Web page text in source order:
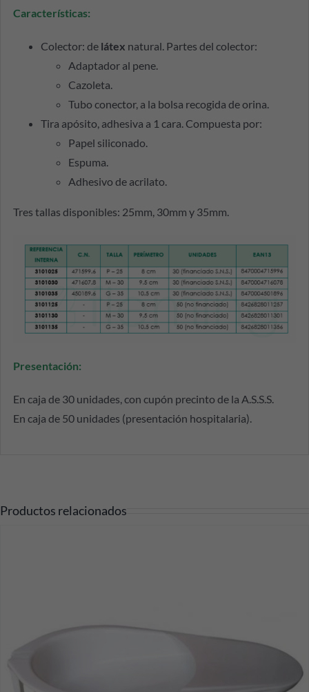
Características:
Colector: de látex natural. Partes del colector:
Adaptador al pene.
Cazoleta.
Tubo conector, a la bolsa recogida de orina.
Tira apósito, adhesiva a 1 cara. Compuesta por:
Papel siliconado.
Espuma.
Adhesivo de acrilato.
Tres tallas disponibles: 25mm, 30mm y 35mm.
Presentación:
En caja de 30 unidades, con cupón precinto de la A.S.S.S.
En caja de 50 unidades (presentación hospitalaria).
Productos relacionados